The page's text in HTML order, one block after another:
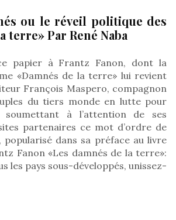
ou le réveil politique des
terre» Par René Naba
papier à Frantz Fanon, dont la
«Damnés de la terre» lui revient
François Maspero, compagnon
du tiers monde en lutte pour
à l’attention de ses
partenaires ce mot d’ordre de
popularisé dans sa préface au livre
Fanon «Les damnés de la terre»:
les pays sous-développés, unissez-